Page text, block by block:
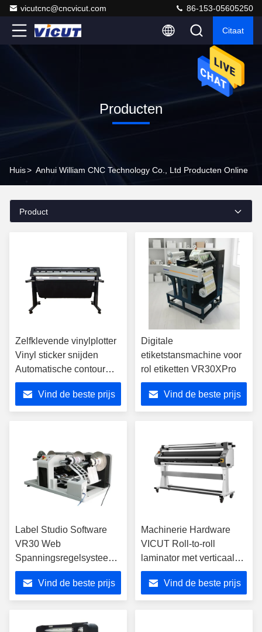
vicutcnc@cncvicut.com 86-153-05605250
Citaat
Producten
Huis> Anhui William CNC Technology Co., Ltd Producten Online
Product
Zelfklevende vinylplotter
Vinyl sticker snijden
Automatische contour
cutter plotter VC160
Vind de beste prijs
Digitale
etiketstansmachine voor
rol etiketten VR30XPro
Vind de beste prijs
Label Studio Software
VR30 Web
Spanningsregelsysteem
voor Digitale Roll Label
FinisherVind de beste prijs
Machinerie Hardware
VICUT Roll-to-roll
laminator met verticaal
snij systeem BOPP PVC
CPP roll film laminator
Vind de beste prijs